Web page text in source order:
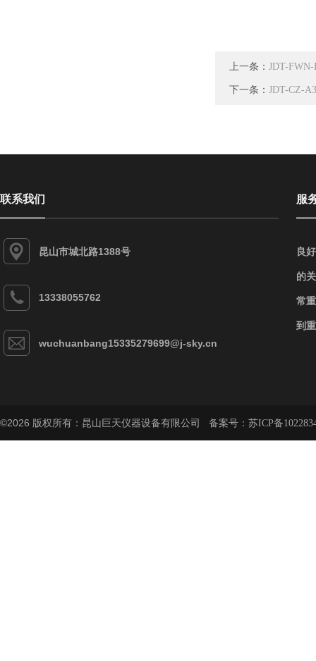
上一条： JDT-
下一条： JDT-CZ-
联系我们
昆山市城北路1388号
13338055762
wuchuanbang15335279699@j-sky.cn
服
良
的
常
到
©2026 版权所有：昆山巨天仪器设备有限公司 备案号： 苏ICP备